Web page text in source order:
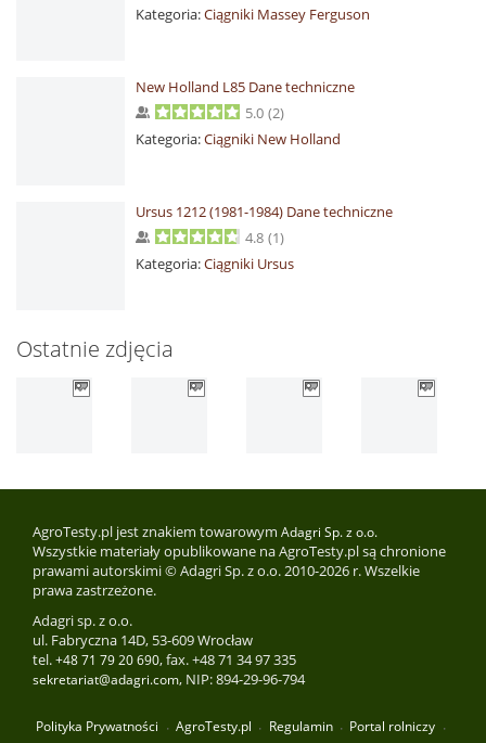
Kategoria:Ciągniki Massey Ferguson
New Holland L85 Dane techniczne
5.0 (2)
Kategoria:Ciągniki New Holland
Ursus 1212 (1981-1984) Dane techniczne
4.8 (1)
Kategoria:Ciągniki Ursus
Ostatnie zdjęcia
AgroTesty.pl jest znakiem towarowym Adagri Sp. z o.o.
Wszystkie materiały opublikowane na AgroTesty.pl są chronione
prawami autorskimi © Adagri Sp. z o.o. 2010-2026 r. Wszelkie
prawa zastrzeżone.
Adagri sp. z o.o.
ul. Fabryczna 14D, 53-609 Wrocław
tel.+48 71 79 20 690, fax. +48 71 34 97 335
sekretariat@adagri.com, NIP: 894-29-96-794
Polityka Prywatności AgroTesty.pl Regulamin Portal rolniczy